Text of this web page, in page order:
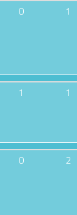
0 1
1 1
0 2